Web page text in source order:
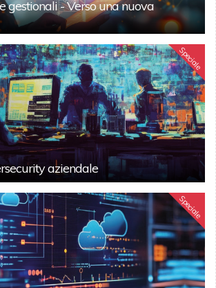
gestionali - Verso una nuova
Speciale
aziendale
Speciale